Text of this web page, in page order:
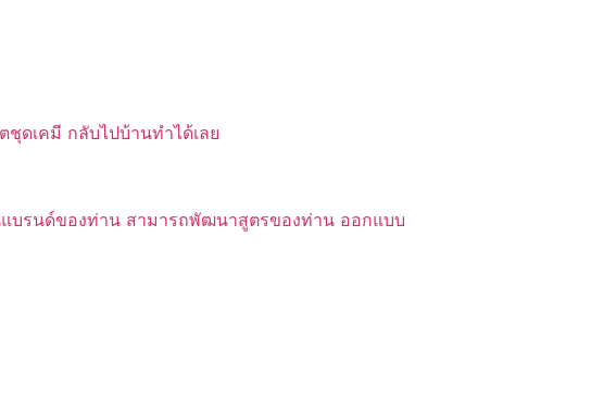
ดเคมี กลับไปบ้านทำได้เลย
แบรนด์ของท่าน สามารถพัฒนาสูตรของท่าน ออกแบบ